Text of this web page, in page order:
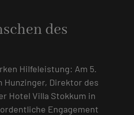
des
Hilfeleistung: Am 5.
Hunzinger, Direktor des
Hotel Villa Stokkum in
Engagement